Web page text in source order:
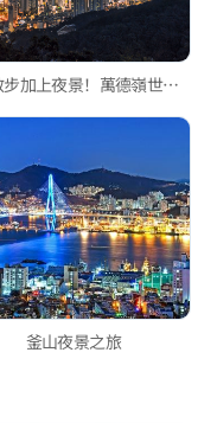
林道散步加上夜景！萬德嶺世界路觀景平台
釜山夜景之旅